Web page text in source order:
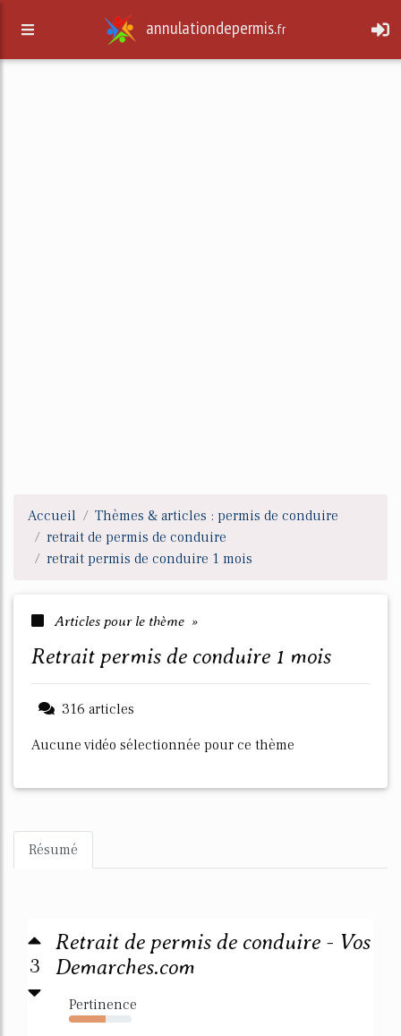
annulationdepermis.fr
Accueil
Thèmes & articles : permis de conduire
retrait de permis de conduire
retrait permis de conduire 1 mois
Articles pour le thème »
retrait permis de conduire 1 mois
316 articles
Aucune vidéo sélectionnée pour ce thème
Résumé
3
Retrait de permis de conduire - Vos
Demarches.com
Pertinence
59%